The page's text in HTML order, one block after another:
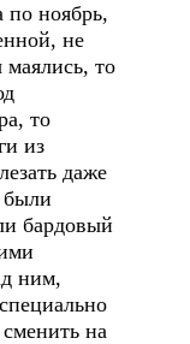
по ноябрь,
не
то
то
из
даже
были
бардовый
ним,
на